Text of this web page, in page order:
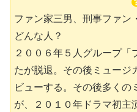
ファン家三男、刑事ファン
どんな人？
２００６年５人グループ「
たが脱退。その後ミュージ
ビューする。その後多くの
が、２０１０年ドラマ初主